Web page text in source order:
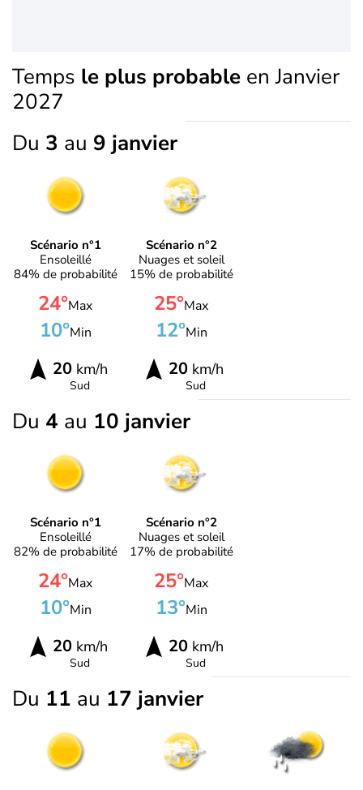
Temps le plus probable en Janvier
2027
Du 3 au 9 janvier
Scénario n°1
Ensoleillé
84% de probabilité
24°Max
10°Min
20km/h
Sud
Scénario n°2
Nuages et soleil
15% de probabilité
25°Max
12°Min
20km/h
Sud
Du 4 au 10 janvier
Scénario n°1
Ensoleillé
82% de probabilité
24°Max
10°Min
20km/h
Sud
Scénario n°2
Nuages et soleil
17% de probabilité
25°Max
13°Min
20km/h
Sud
Du 11 au 17 janvier